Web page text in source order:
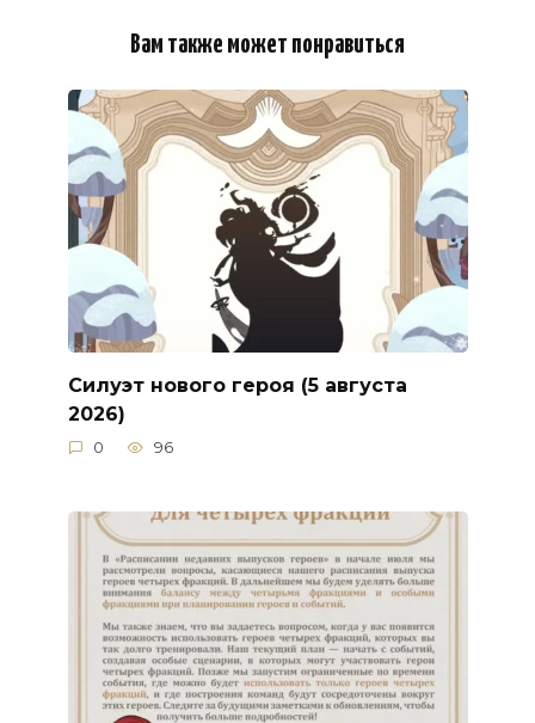
Вам также может понравиться
Силуэт нового героя (5 августа
2026)
0 96